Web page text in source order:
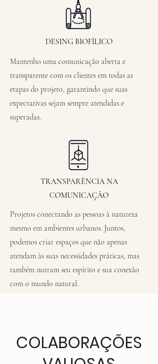
DESING BIOFÍLICO
Mantenho uma comunicação aberta e
transparente com os clientes em todas as
etapas do projeto, garantindo que suas
expectativas sejam sempre atendidas e
superadas.
TRANSPARÊNCIA NA
COMUNICAÇÃO
Projetos conectando as pessoas à natureza
mesmo em ambientes urbanos. Juntos,
podemos criar espaços que não apenas
atendam às suas necessidades práticas, mas
também nutram seu espírito e sua conexão
com o mundo natural.
COLABORAÇÕES